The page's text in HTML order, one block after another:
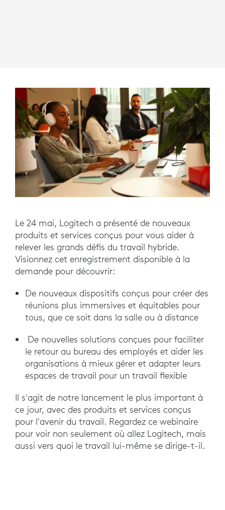
Le 24 mai, Logitech a présenté de nouveaux
produits et services conçus pour vous aider à
relever les grands défis du travail hybride.
Visionnez cet enregistrement disponible à la
demande pour découvrir:
De nouveaux dispositifs conçus pour créer des
réunions plus immersives et équitables pour
tous, que ce soit dans la salle ou à distance
De nouvelles solutions conçues pour faciliter
le retour au bureau des employés et aider les
organisations à mieux gérer et adapter leurs
espaces de travail pour un travail flexible
Il s'agit de notre lancement le plus important à
ce jour, avec des produits et services conçus
pour l'avenir du travail. Regardez ce webinaire
pour voir non seulement où allez Logitech, mais
aussi vers quoi le travail lui-même se dirige-t-il.